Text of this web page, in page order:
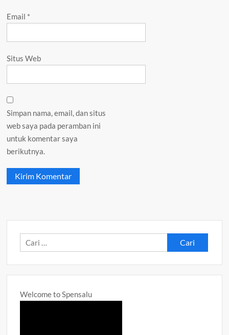
Email *
Situs Web
Simpan nama, email, dan situs
web saya pada peramban ini
untuk komentar saya
berikutnya.
Cari
untuk:
Welcome to Spensalu